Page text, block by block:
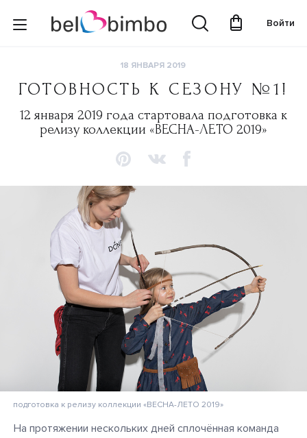
Войти
18 ЯНВАРЯ 2019
ГОТОВНОСТЬ К СЕЗОНУ №1!
12 января 2019 года стартовала подготовка к
релизу коллекции «ВЕСНА-ЛЕТО 2019»
подготовка к релизу коллекции «ВЕСНА-ЛЕТО 2019»
На протяжении нескольких дней сплочённая команда